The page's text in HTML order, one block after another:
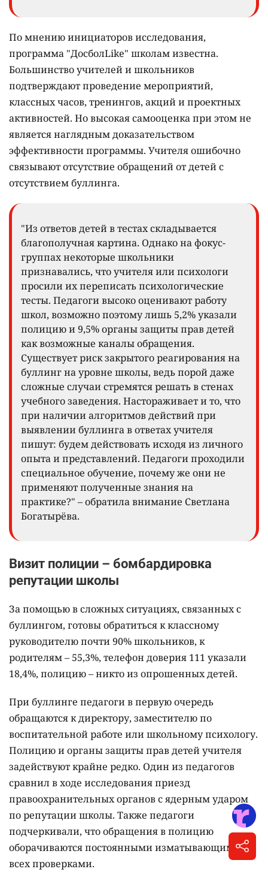
По мнению инициаторов исследования,
программа "ДосболLike" школам известна.
Большинство учителей и школьников
подтверждают проведение мероприятий,
классных часов, тренингов, акций и проектных
активностей. Но высокая самооценка при этом не
является наглядным доказательством
эффективности программы. Учителя ошибочно
связывают отсутствие обращений от детей с
отсутствием буллинга.
"Из ответов детей в тестах складывается
благополучная картина. Однако на фокус-
группах некоторые школьники
признавались, что учителя или психологи
просили их переписать психологические
тесты. Педагоги высоко оценивают работу
школ, возможно поэтому лишь 5,2% указали
полицию и 9,5% органы защиты прав детей
как возможные каналы обращения.
Существует риск закрытого реагирования на
буллинг на уровне школы, ведь порой даже
сложные случаи стремятся решать в стенах
учебного заведения. Настораживает и то, что
при наличии алгоритмов действий при
выявлении буллинга в ответах учителя
пишут: будем действовать исходя из личного
опыта и представлений. Педагоги проходили
специальное обучение, почему же они не
применяют полученные знания на
практике?" – обратила внимание Светлана
Богатырёва.
Визит полиции – бомбардировка
репутации школы
За помощью в сложных ситуациях, связанных с
буллингом, готовы обратиться к классному
руководителю почти 90% школьников, к
родителям – 55,3%, телефон доверия 111 указали
18,4%, полицию – никто из опрошенных детей.
При буллинге педагоги в первую очередь
обращаются к директору, заместителю по
воспитательной работе или школьному психологу.
Полицию и органы защиты прав детей учителя
задействуют крайне редко. Один из педагогов
сравнил в ходе исследования приезд
правоохранительных органов с ядерным ударом
по репутации школы. Также педагоги
подчеркивали, что обращения в полицию
оборачиваются постоянными изматывающими
всех проверками.